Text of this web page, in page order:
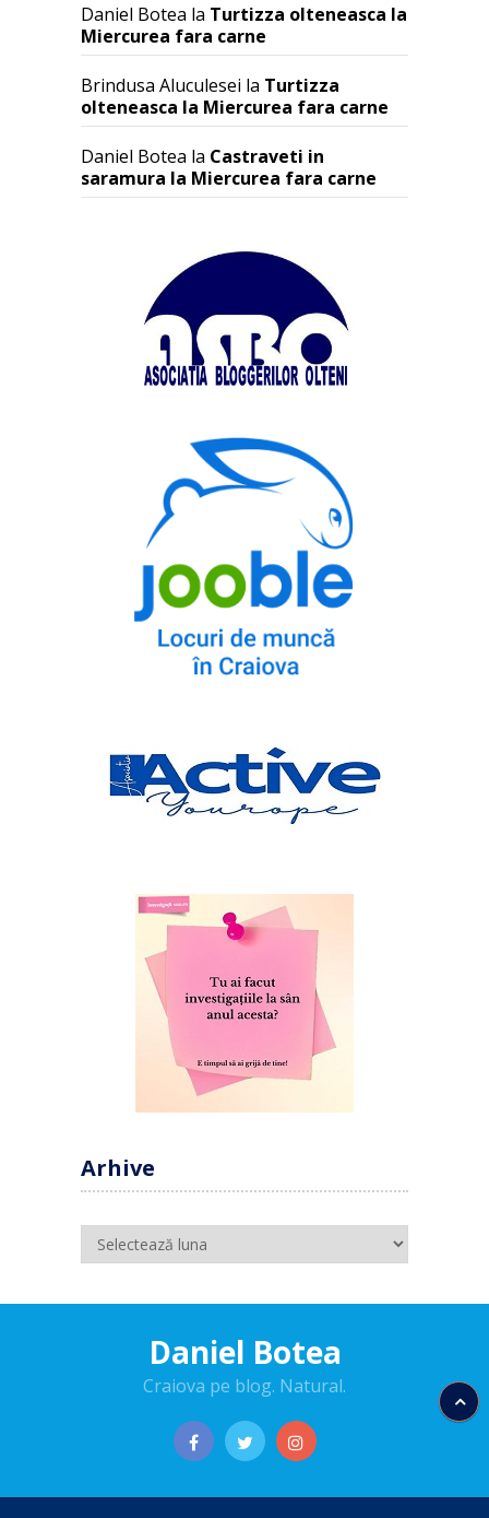
Daniel Botea la Turtizza olteneasca la
Miercurea fara carne
Brindusa Aluculesei la Turtizza
olteneasca la Miercurea fara carne
Daniel Botea la Castraveti in
saramura la Miercurea fara carne
Arhive
Arhive
Daniel Botea
Craiova pe blog. Natural.